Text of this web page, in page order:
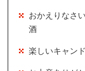
おかえりなさ
酒
楽しいキャン